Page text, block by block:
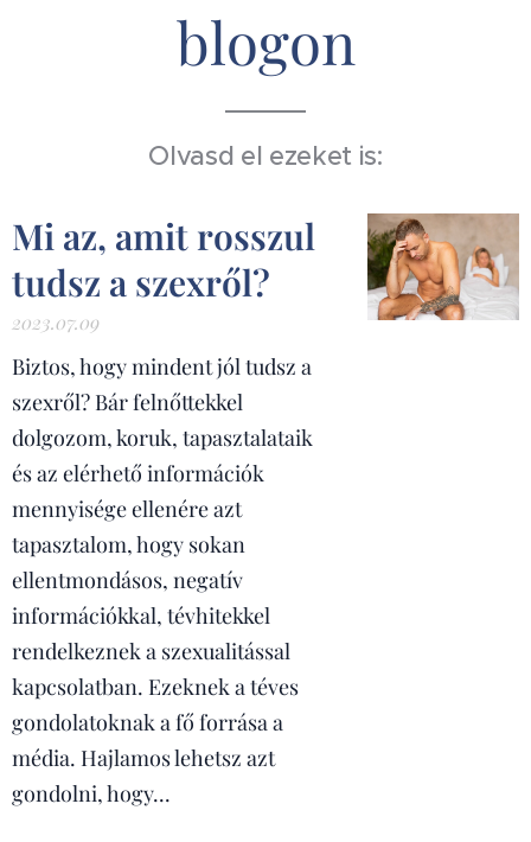
blogon
Olvasd el ezeket is:
Mi az, amit rosszul
tudsz a szexről?
2023.07.09
Biztos, hogy mindent jól tudsz a
szexről? Bár felnőttekkel
dolgozom, koruk, tapasztalataik
és az elérhető információk
mennyisége ellenére azt
tapasztalom, hogy sokan
ellentmondásos, negatív
információkkal, tévhitekkel
rendelkeznek a szexualitással
kapcsolatban. Ezeknek a téves
gondolatoknak a fő forrása a
média. Hajlamos lehetsz azt
gondolni, hogy...